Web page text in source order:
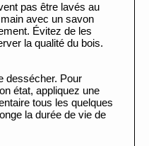
pas être lavés au
avec un savon
Évitez de les
la qualité du bois.
dessécher. Pour
état, appliquez une
tous les quelques
la durée de vie de